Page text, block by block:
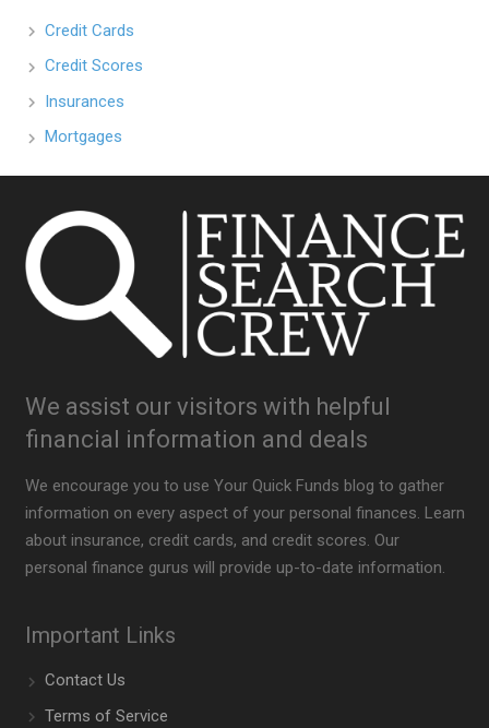
Credit Cards
Credit Scores
Insurances
Mortgages
We assist our visitors with helpful
financial information and deals
We encourage you to use Your Quick Funds blog to gather
information on every aspect of your personal finances. Learn
about insurance, credit cards, and credit scores. Our
personal finance gurus will provide up-to-date information.
Important Links
Contact Us
Terms of Service